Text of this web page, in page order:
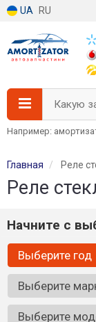
UA RU
Какую
Например:
Главная Реле
Реле
Начните с
Выберите год
Выберите
Выберите